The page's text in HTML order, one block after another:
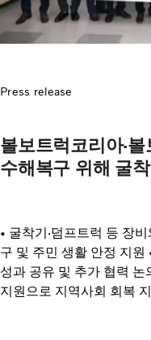
Press release
볼보트럭코리아·
수해복구 위해 굴
• 굴착기·덤프트럭 등 장
구 및 주민 생활 안정 지원 • 지난 19일 수해복구 간담회서 지원
성과 공유 및 추가 협력 논의 • 안동 산불에 이은 자연재해
지원으로 지역사회 회복